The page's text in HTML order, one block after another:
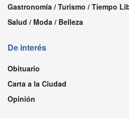
Gastronomía / Turismo / Tiempo
Salud / Moda / Belleza
De interés
Obituario
Carta a la Ciudad
Opinión